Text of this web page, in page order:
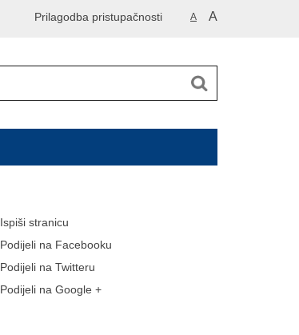
A A
Prilagodba pristupačnosti
Ispiši stranicu
Podijeli na Facebooku
Podijeli na Twitteru
Podijeli na Google +